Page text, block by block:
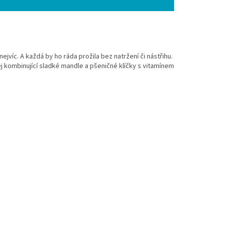
A každá by ho ráda prožila bez natržení či nástřihu.
sladké mandle a pšeničné klíčky s vitamínem